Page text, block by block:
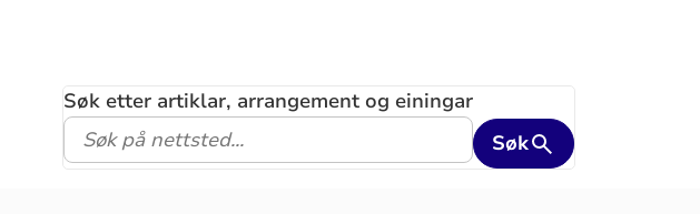
Søk etter artiklar, arrangement og einingar
Søk